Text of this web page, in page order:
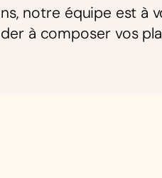
notre équipe est à
à composer vos